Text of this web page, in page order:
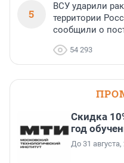
5
ВСУ ударили
территории
сообщили о
54 293
Скидка
год
До 31 августа,